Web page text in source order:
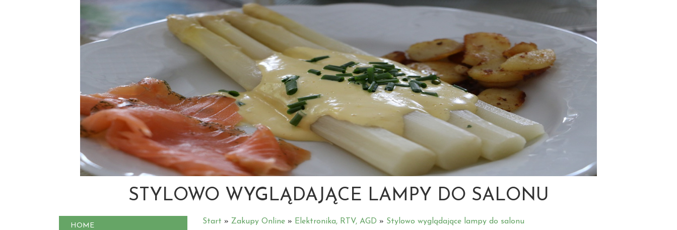
STYLOWO WYGLĄDAJĄCE LAMPY DO SALONU
HOME
Start » Zakupy Online » Elektronika, RTV, AGD » Stylowo wyglądające lampy do salonu